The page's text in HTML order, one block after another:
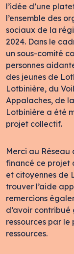
l’idée d’une
l’ensemble des
sociaux de la
2024. Dans le
un sous-comité
personnes
des jeunes de
Lotbinière, du
Appalaches, de
Lotbinière a été
projet collectif.
Merci au Réseau
financé ce projet
et citoyennes de
trouver l’aide
remercions
d’avoir
ressources par
ressources.